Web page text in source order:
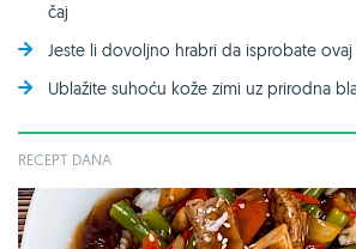
čaj
Jeste li dovoljno hrabri da isprobate
Ublažite suhoću kože zimi uz prirodna
RECEPT DANA